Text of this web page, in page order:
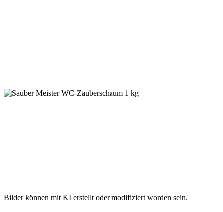
Bilder können mit KI erstellt oder modifiziert worden sein.